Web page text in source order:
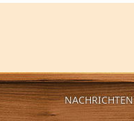
NACHRICHTEN